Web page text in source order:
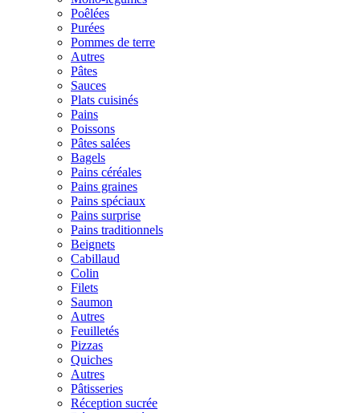
Poêlées
Purées
Pommes de terre
Autres
Pâtes
Sauces
Plats cuisinés
Pains
Poissons
Pâtes salées
Bagels
Pains céréales
Pains graines
Pains spéciaux
Pains surprise
Pains traditionnels
Beignets
Cabillaud
Colin
Filets
Saumon
Autres
Feuilletés
Pizzas
Quiches
Autres
Pâtisseries
Réception sucrée